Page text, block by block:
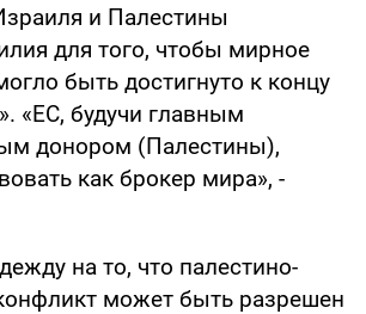
и Палестины
для того, чтобы мирное
быть достигнуто к концу
«ЕС, будучи главным
донором (Палестины),
как брокер мира», -
на то, что палестино-
может быть разрешен